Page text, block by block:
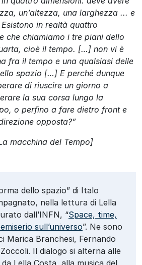
un’altezza, una larghezza ... e
Esistono in realtà quattro
che chiamiamo i tre piani dello
cioè il tempo. […] non vi è
fra il tempo e una qualsiasi delle
spazio […] E perché dunque
di riuscire un giorno a
la sua corsa lungo la
o perfino a fare dietro front e
opposta?”
macchina del Tempo]
dello spazio” di Italo
nella lettura di Lella
dall’INFN, “Space, time,
sull’universo”. Ne sono
Marica Branchesi, Fernando
Il dialogo si alterna alle
Lella Costa, alla musica del